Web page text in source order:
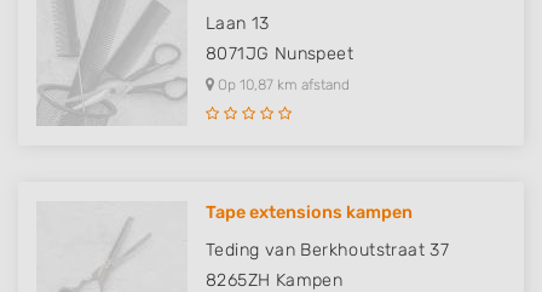
Laan 13
8071JG Nunspeet
Op 10,87 km afstand
Tape extensions kampen
Teding van Berkhoutstraat 37
8265ZH Kampen